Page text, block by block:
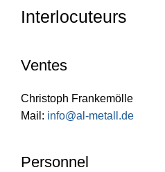
Interlocuteurs
Ventes
Christoph Frankemölle
Mail: info@al-metall.de
Personnel